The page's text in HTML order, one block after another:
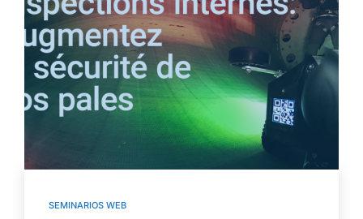
SEMINARIOS WEB